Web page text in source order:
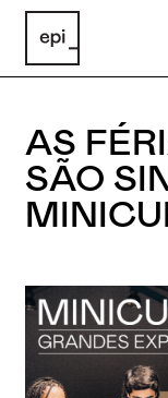
AS
SÃO